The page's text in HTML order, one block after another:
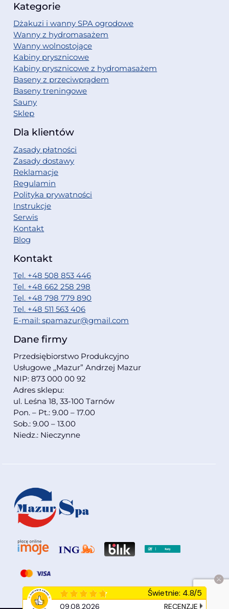
Kategorie
Dżakuzi i wanny SPA ogrodowe
Wanny z hydromasażem
Wanny wolnostojące
Kabiny prysznicowe
Kabiny prysznicowe z hydromasażem
Baseny z przeciwprądem
Baseny treningowe
Sauny
Sklep
Dla klientów
Zasady płatności
Zasady dostawy
Reklamacje
Regulamin
Polityka prywatności
Instrukcje
Serwis
Kontakt
Blog
Kontakt
Tel. +48 508 853 446
Tel. +48 662 258 298
Tel. +48 798 779 890
Tel. +48 511 563 406
E-mail: spamazur@gmail.com
Dane firmy
Przedsiębiorstwo Produkcyjno
Usługowe ,,Mazur” Andrzej Mazur
NIP: 873 000 00 92
Adres sklepu:
ul. Leśna 18, 33-100 Tarnów
Pon. – Pt.: 9.00 – 17.00
Sob.: 9.00 – 13.00
Niedz.: Nieczynne
Świetnie: 4.8/5
09.08.2026 RECENZJE